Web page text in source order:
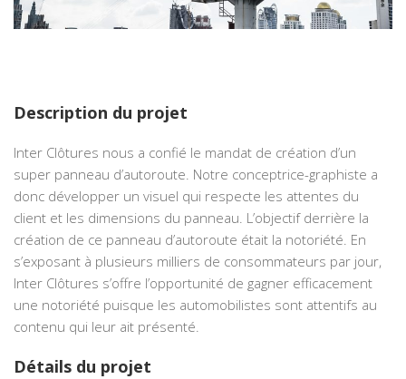
Description du projet
Inter Clôtures nous a confié le mandat de création d’un
super panneau d’autoroute. Notre conceptrice-graphiste a
donc développer un visuel qui respecte les attentes du
client et les dimensions du panneau. L’objectif derrière la
création de ce panneau d’autoroute était la notoriété. En
s’exposant à plusieurs milliers de consommateurs par jour,
Inter Clôtures s’offre l’opportunité de gagner efficacement
une notoriété puisque les automobilistes sont attentifs au
contenu qui leur ait présenté.
Détails du projet